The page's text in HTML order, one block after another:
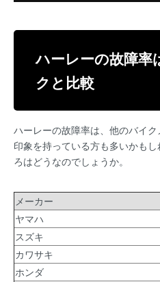
ハーレーの故障率
クと比較
ハーレーの故障率は、他のバイ
印象を持っている方も多いかも
ろはどうなのでしょうか。
メーカー
ヤマハ
スズキ
カワサキ
ホンダ